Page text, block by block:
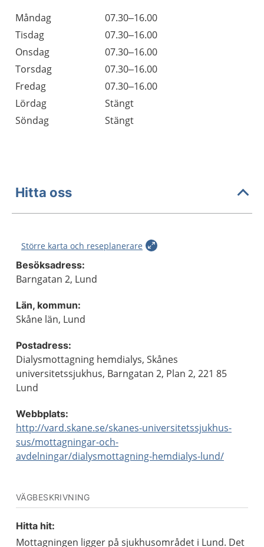
Dag
Öppettider
Kommentarer
Måndag
07.30–16.00
Tisdag
07.30–16.00
Onsdag
07.30–16.00
Torsdag
07.30–16.00
Fredag
07.30–16.00
Lördag
Stängt
Söndag
Stängt
Hitta oss
Större karta och reseplanerare
Besöksadress:
Barngatan 2, Lund
Län, kommun:
Skåne län, Lund
Postadress:
Dialysmottagning hemdialys, Skånes
universitetssjukhus, Barngatan 2, Plan 2, 221 85
Lund
Webbplats:
http://vard.skane.se/skanes-universitetssjukhus-
sus/mottagningar-och-
avdelningar/dialysmottagning-hemdialys-lund/
VÄGBESKRIVNING
Hitta hit:
Mottagningen ligger på sjukhusområdet i Lund. Det